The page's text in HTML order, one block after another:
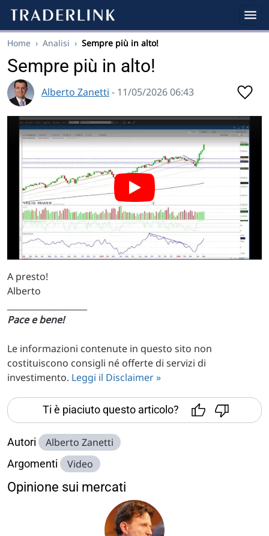
Home › Analisi › Sempre più in alto!
Sempre più in alto!
Alberto Zanetti - 11/05/2026 06:43
A presto!
Alberto
Pace e bene!
Le informazioni contenute in questo sito non
costituiscono consigli né offerte di servizi di
investimento. Leggi il Disclaimer »
Ti è piaciuto questo articolo?
Autori Alberto Zanetti
Argomenti Video
Opinione sui mercati